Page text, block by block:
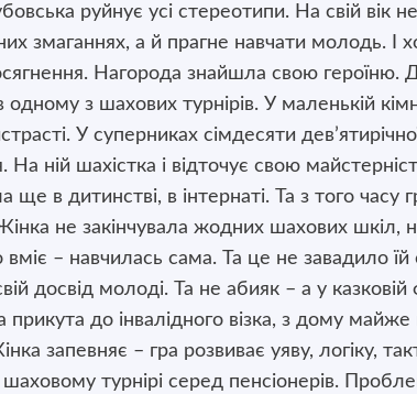
руйнує усі стереотипи. На свій вік
змаганнях, а й прагне навчати молодь. І
Нагорода знайшла свою героїню.
одному з шахових турнірів. У маленькій
У суперниках сімдесяти
На ній шахістка і відточує свою
ще в дитинстві, в інтернаті. Та з того часу
не закінчувала жодних шахових шкіл,
– навчилась сама. Та це не завадило їй
досвід молоді. Та не абияк – а у
прикута до інвалідного візка, з дому
запевняє – гра розвиває уяву, логіку,
турнірі серед пенсіонерів.